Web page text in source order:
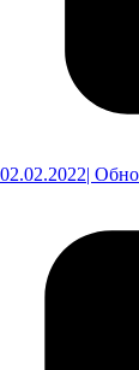
02.02.2022|